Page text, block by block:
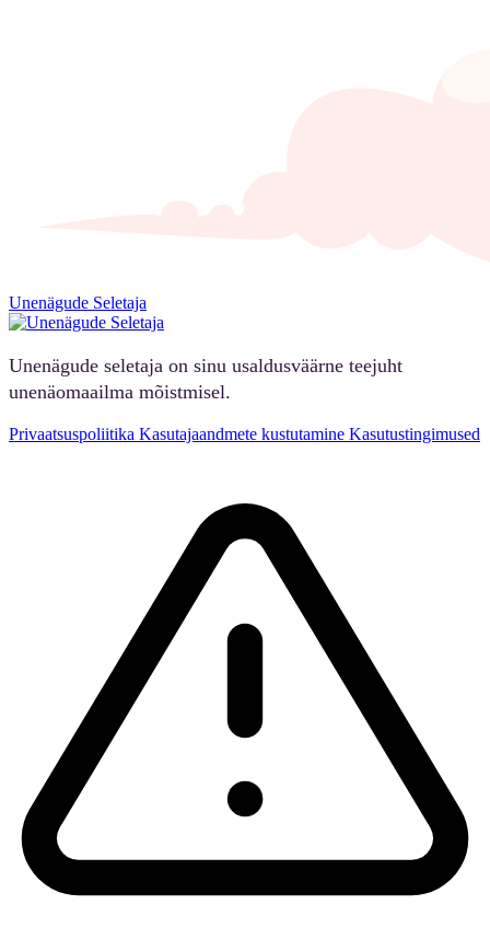
Unenägude Seletaja
Unenägude seletaja on sinu usaldusväärne teejuht
unenäomaailma mõistmisel.
Privaatsuspoliitika Kasutajaandmete kustutamine Kasutustingimused